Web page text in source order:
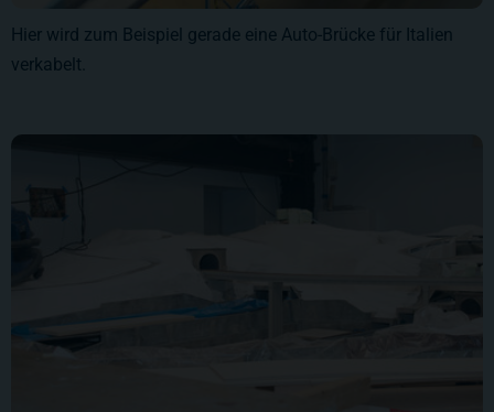
Hier wird zum Beispiel gerade eine Auto-Brücke für Italien
verkabelt.